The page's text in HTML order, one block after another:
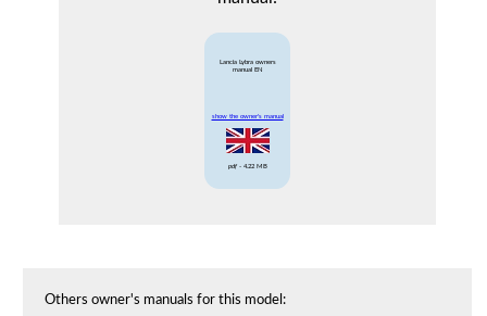
Lancia Lybra owners
manual EN
show the owner's manual
pdf- 4.22 MB
Others owner's manuals for this model: